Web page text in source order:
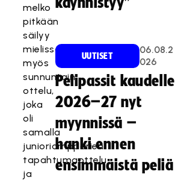
melko
pitkään
säilyy
mielissä
myös
sunnuntain
ottelu,
joka
oli
samalla
junioriampparien
tapahtumaottelu
ja
UUTISET
06.08.2
026
Pelipassit kaudelle
2026–27 nyt
myynnissä –
hanki ennen
ensimmäistä peliä